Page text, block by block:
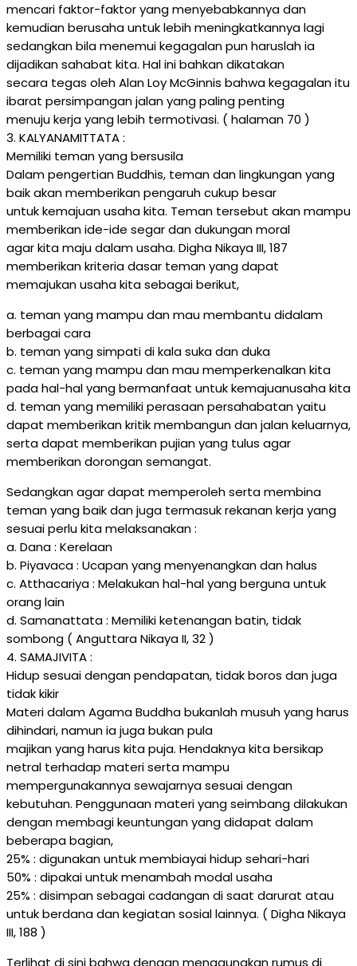
mencari faktor-faktor yang menyebabkannya dan
kemudian berusaha untuk lebih meningkatkannya lagi
sedangkan bila menemui kegagalan pun haruslah ia
dijadikan sahabat kita. Hal ini bahkan dikatakan
secara tegas oleh Alan Loy McGinnis bahwa kegagalan itu
ibarat persimpangan jalan yang paling penting
menuju kerja yang lebih termotivasi. ( halaman 70 )
3. KALYANAMITTATA :
Memiliki teman yang bersusila
Dalam pengertian Buddhis, teman dan lingkungan yang
baik akan memberikan pengaruh cukup besar
untuk kemajuan usaha kita. Teman tersebut akan mampu
memberikan ide-ide segar dan dukungan moral
agar kita maju dalam usaha. Digha Nikaya III, 187
memberikan kriteria dasar teman yang dapat
memajukan usaha kita sebagai berikut,
a. teman yang mampu dan mau membantu didalam
berbagai cara
b. teman yang simpati di kala suka dan duka
c. teman yang mampu dan mau memperkenalkan kita
pada hal-hal yang bermanfaat untuk kemajuanusaha kita
d. teman yang memiliki perasaan persahabatan yaitu
dapat memberikan kritik membangun dan jalan keluarnya,
serta dapat memberikan pujian yang tulus agar
memberikan dorongan semangat.
Sedangkan agar dapat memperoleh serta membina
teman yang baik dan juga termasuk rekanan kerja yang
sesuai perlu kita melaksanakan :
a. Dana : Kerelaan
b. Piyavaca : Ucapan yang menyenangkan dan halus
c. Atthacariya : Melakukan hal-hal yang berguna untuk
orang lain
d. Samanattata : Memiliki ketenangan batin, tidak
sombong ( Anguttara Nikaya II, 32 )
4. SAMAJIVITA :
Hidup sesuai dengan pendapatan, tidak boros dan juga
tidak kikir
Materi dalam Agama Buddha bukanlah musuh yang harus
dihindari, namun ia juga bukan pula
majikan yang harus kita puja. Hendaknya kita bersikap
netral terhadap materi serta mampu
mempergunakannya sewajarnya sesuai dengan
kebutuhan. Penggunaan materi yang seimbang dilakukan
dengan membagi keuntungan yang didapat dalam
beberapa bagian,
25% : digunakan untuk membiayai hidup sehari-hari
50% : dipakai untuk menambah modal usaha
25% : disimpan sebagai cadangan di saat darurat atau
untuk berdana dan kegiatan sosial lainnya. ( Digha Nikaya
III, 188 )
Terlihat di sini bahwa dengan menggunakan rumus di